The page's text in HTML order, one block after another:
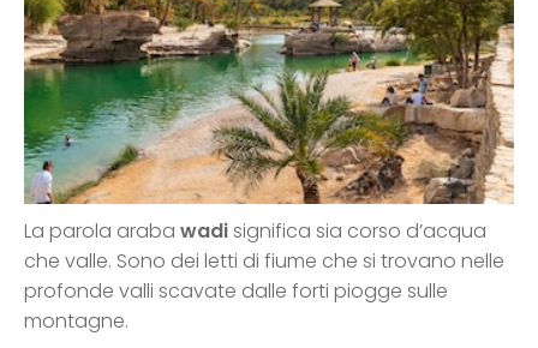
La parola araba wadisignifica sia corso d’acqua
che valle. Sono dei letti di fiume che si trovano nelle
profonde valli scavate dalle forti piogge sulle
montagne.